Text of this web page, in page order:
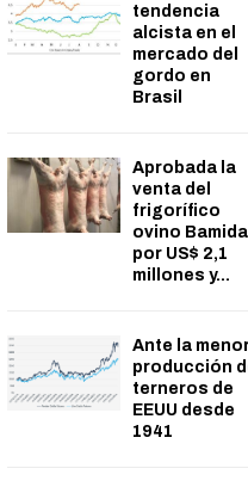
tendencia
alcista en el
mercado del
gordo en
Brasil
Aprobada la
venta del
frigorífico
ovino Bamidal
por US$ 2,1
millones y...
Ante la
producción
terneros de
EEUU desde
1941